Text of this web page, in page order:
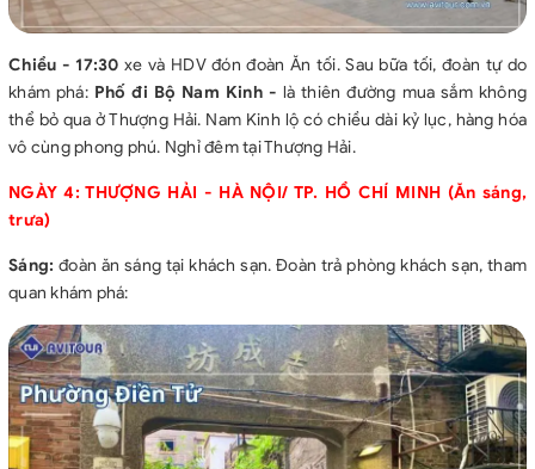
Chiều - 17:30 xe và HDV đón đoàn Ăn tối. Sau bữa tối, đoàn tự do
khám phá: Phố đi Bộ Nam Kinh - là thiên đường mua sắm không
thể bỏ qua ở Thượng Hải. Nam Kinh lộ có chiều dài kỷ lục, hàng hóa
vô cùng phong phú. Nghỉ đêm tại Thượng Hải.
NGÀY 4: THƯỢNG HẢI - HÀ NỘI/ TP. HỒ CHÍ MINH (Ăn sáng,
trưa)
Sáng: đoàn ăn sáng tại khách sạn. Đoàn trả phòng khách sạn, tham
quan khám phá: